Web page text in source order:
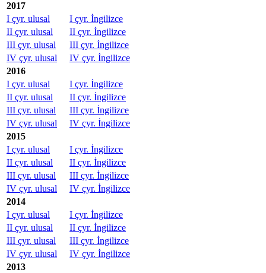
2017
I çyr. ulusal
I çyr. İngilizce
II çyr. ulusal
II çyr. İngilizce
III çyr. ulusal
III çyr. İngilizce
IV çyr. ulusal
IV çyr. İngilizce
2016
I çyr. ulusal
I çyr. İngilizce
II çyr. ulusal
II çyr. İngilizce
III çyr. ulusal
III çyr. İngilizce
IV çyr. ulusal
IV çyr. İngilizce
2015
I çyr. ulusal
I çyr. İngilizce
II çyr. ulusal
II çyr. İngilizce
III çyr. ulusal
III çyr. İngilizce
IV çyr. ulusal
IV çyr. İngilizce
2014
I çyr. ulusal
I çyr. İngilizce
II çyr. ulusal
II çyr. İngilizce
III çyr. ulusal
III çyr. İngilizce
IV çyr. ulusal
IV çyr. İngilizce
2013